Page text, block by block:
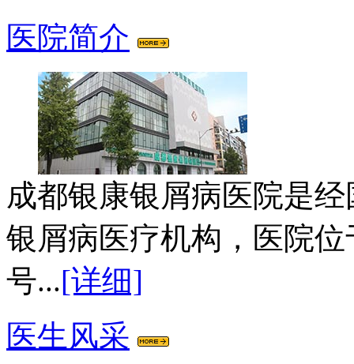
医院简介
成都银康银屑病医院是
银屑病医疗机构，医院
号...[详细]
医生风采